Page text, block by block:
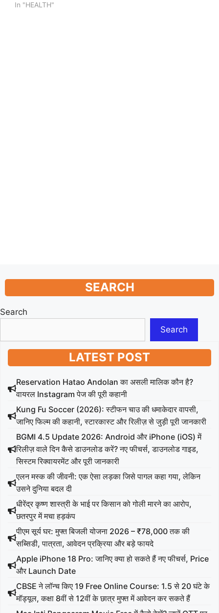
In "HEALTH"
SEARCH
Search
Search
LATEST POST
Reservation Hatao Andolan का असली मालिक कौन है?
वायरल Instagram पेज की पूरी कहानी
Kung Fu Soccer (2026): स्टीफन चाउ की धमाकेदार वापसी,
जानिए फिल्म की कहानी, स्टारकास्ट और रिलीज़ से जुड़ी पूरी जानकारी
BGMI 4.5 Update 2026: Android और iPhone (iOS) में
रिलीज़ वाले दिन कैसे डाउनलोड करें? नए फीचर्स, डाउनलोड गाइड,
सिस्टम रिक्वायरमेंट और पूरी जानकारी
एलन मस्क की जीवनी: एक ऐसा लड़का जिसे पागल कहा गया, लेकिन
उसने दुनिया बदल दी
धीरेंद्र कृष्ण शास्त्री के भाई पर किसान को गोली मारने का आरोप,
छतरपुर में मचा हड़कंप
पीएम सूर्य घर: मुफ्त बिजली योजना 2026 – ₹78,000 तक की
सब्सिडी, पात्रता, आवेदन प्रक्रिया और बड़े फायदे
Apple iPhone 18 Pro: जानिए क्या हो सकते हैं नए फीचर्स, Price
और Launch Date
CBSE ने लॉन्च किए 19 Free Online Course: 1.5 से 20 घंटे के
मॉड्यूल, कक्षा 8वीं से 12वीं के छात्र मुफ्त में आवेदन कर सकते हैं